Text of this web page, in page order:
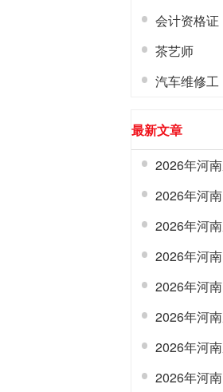
会计资格证
茶艺师
汽车维修工
最新文章
2026年河
2026年河
2026年河
2026年河
2026年河
2026年河
2026年河
2026年河